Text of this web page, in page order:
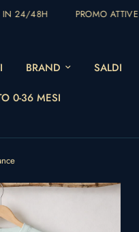
24/48H PROMO ATTIVE
BRAND SALDI
0-36 MESI